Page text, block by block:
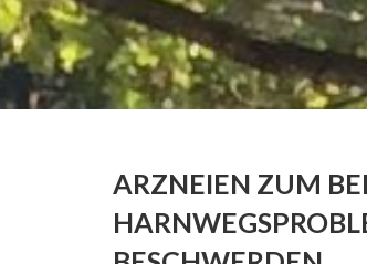
ARZNEIEN ZUM